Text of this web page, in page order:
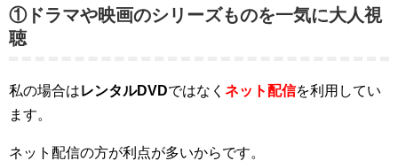
①ドラマや映画のシリーズものを一気に大人視
聴
私の場合はレンタルDVDではなく ネット配信を利用してい
ます。
ネット配信の方が利点が多いからです。